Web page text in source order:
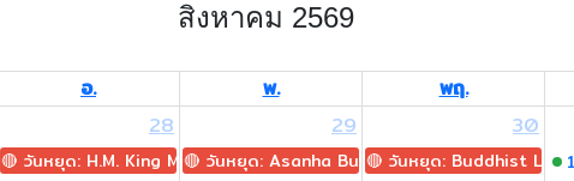
สิงหาคม 2569
อ. พ. พฤ.
28
🔴 วันหยุด: H.M. King Maha Vajiralongkorn's Birthday
29
🔴 วันหยุด: Asanha Bucha Day
30
🔴 วันหยุด: Buddhist